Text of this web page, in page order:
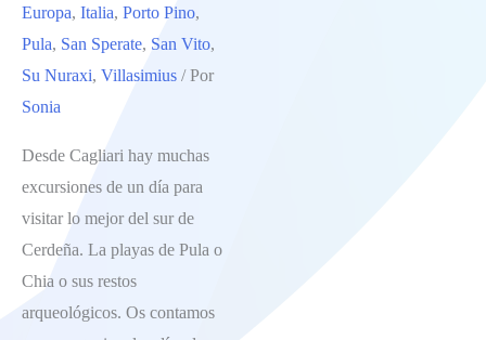
DE
CERDEÑA.
LAS
VISITAS
Europa, Italia, Porto Pino,
Pula, San Sperate, San Vito,
Su Nuraxi, Villasimius / Por
Sonia
Desde Cagliari hay muchas
excursiones de un día para
visitar lo mejor del sur de
Cerdeña. La playas de Pula o
Chia o sus restos
arqueológicos. Os contamos